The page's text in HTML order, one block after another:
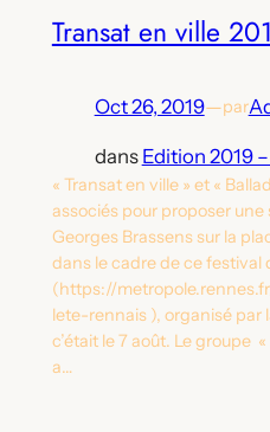
Transat en ville
Oct 26, 2019—par
dans Edition 2019
« Transat en ville » et «
associés pour proposer
Georges Brassens sur la
dans le cadre de ce festival
(https://
lete-rennais ), organisé par
c’était le 7 août. Le groupe
a…